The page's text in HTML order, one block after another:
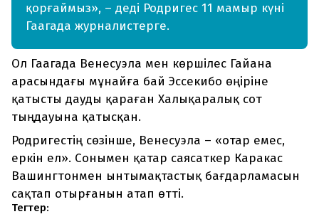
қорғаймыз», – деді Родригес 11 мамыр күні
Гаагада журналистерге.
Ол Гаагада Венесуэла мен көршілес Гайана
арасындағы мұнайға бай Эссекибо өңіріне
қатысты дауды қараған Халықаралық сот
тыңдауына қатысқан.
Родригестің сөзінше, Венесуэла – «отар емес,
еркін ел». Сонымен қатар саясаткер Каракас
Вашингтонмен ынтымақтастық бағдарламасын
сақтап отырғанын атап өтті.
Тегтер: